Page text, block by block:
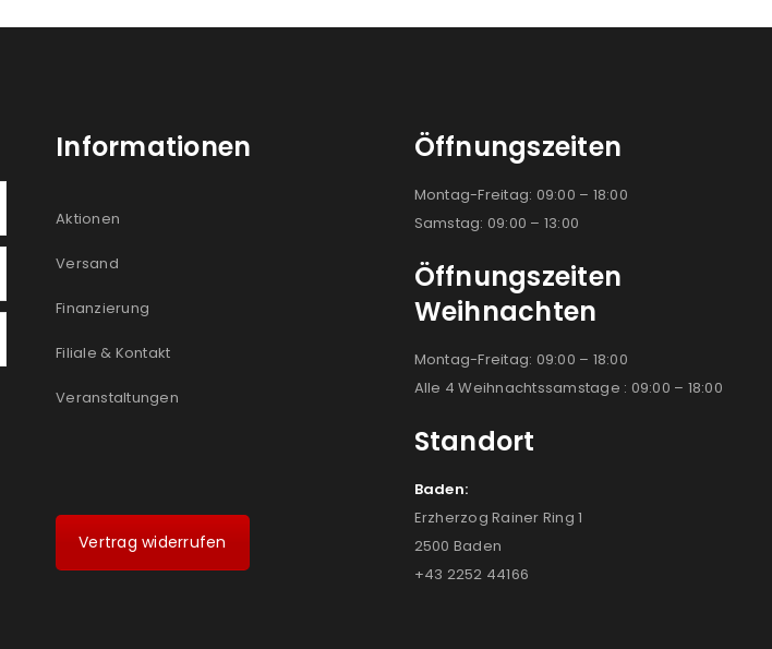
Informationen
Aktionen
Versand
Finanzierung
Filiale & Kontakt
Veranstaltungen
Vertrag widerrufen
Öffnungszeiten
Montag-Freitag: 09:00 – 18:00
Samstag: 09:00 – 13:00
Öffnungszeiten
Weihnachten
Montag-Freitag: 09:00 – 18:00
Alle 4 Weihnachtssamstage : 09:00 – 18:00
Standort
Baden:
Erzherzog Rainer Ring 1
2500 Baden
+43 2252 44166